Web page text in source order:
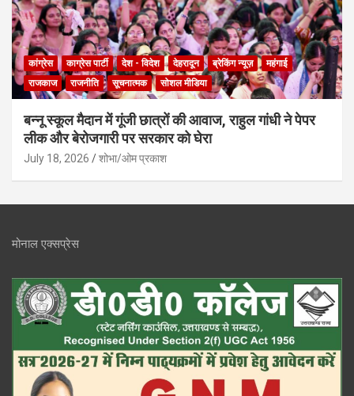
कांग्रेस काग्रेस पार्टी देश - विदेश देहरादून ब्रेकिंग न्यूज़
महंगाई
राजकाज
राजनीति सूचनात्मक सोशल मीडिया
बन्नू स्कूल मैदान में गूंजी छात्रों की आवाज, राहुल गांधी ने पेपर
लीक और बेरोजगारी पर सरकार को घेरा
July 18, 2026 शोभा/ओम प्रकाश
मोनाल एक्सप्रेस